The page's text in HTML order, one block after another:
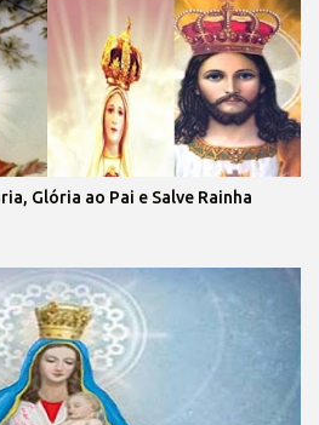
Glória ao Pai e Salve Rainha